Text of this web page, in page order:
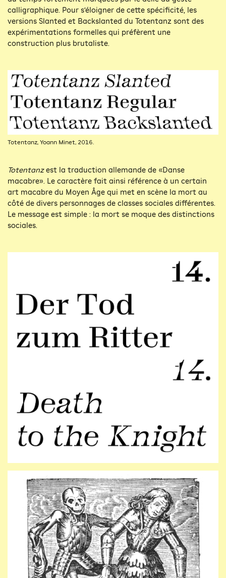
calligraphique. Pour s’éloigner de cette spécificité, les
versions Slanted et Backslanted du Totentanz sont des
expérimentations formelles qui préfèrent une
construction plus brutaliste.
Totentanz, Yoann Minet, 2016.
Totentanzest la traduction allemande de «Danse
macabre». Le caractère fait ainsi référence à un certain
art macabre du Moyen Âge qui met en scène la mort au
côté de divers personnages de classes sociales différentes.
Le message est simple : la mort se moque des distinctions
sociales.